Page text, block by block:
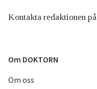
Kontakta redaktionen på
Om DOKTORN
Om oss